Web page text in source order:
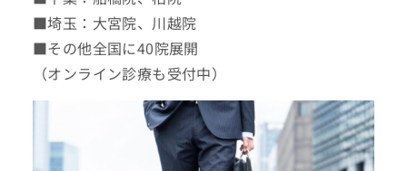
■埼玉：大宮院、川越院
■その他全国に40院展開
（オンライン診療も受付中）